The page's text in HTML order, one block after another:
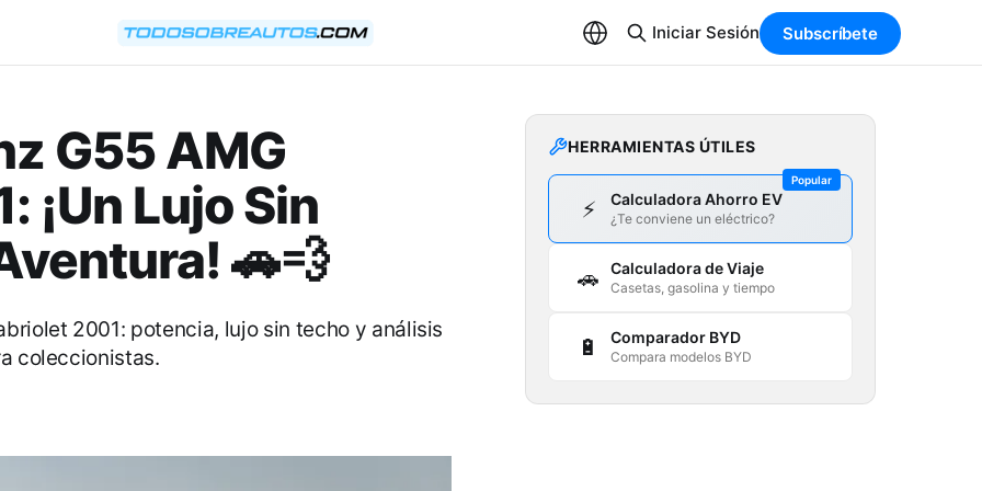
Iniciar Sesión Subscríbete
G55 AMG
¡Un Lujo Sin
🚗💨
2001: potencia, lujo sin techo y análisis
coleccionistas.
HERRAMIENTAS ÚTILES
Popular
⚡ Calculadora Ahorro EV
¿Te conviene un eléctrico?
🚗 Calculadora de Viaje
Casetas, gasolina y tiempo
🔋 Comparador BYD
Compara modelos BYD